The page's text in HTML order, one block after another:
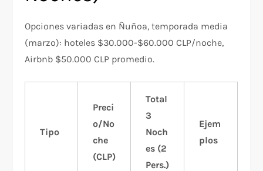
Opciones variadas en Ñuñoa, temporada media
(marzo): hoteles $30.000-$60.000 CLP/noche,
Airbnb $50.000 CLP promedio.
Tipo
Preci
o/No
che
(CLP)
Total
3
Noch
es (2
Pers.)
Ejem
plos